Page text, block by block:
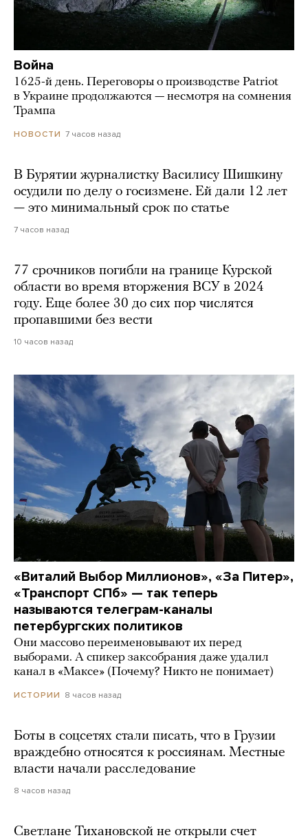
Война
1625-й день. Переговоры о производстве Patriot
в Украине продолжаются — несмотря на сомнения
Трампа
НОВОСТИ 7 часов назад
В Бурятии журналистку Василису Шишкину
осудили по делу о госизмене. Ей дали 12 лет
— это минимальный срок по статье
7 часов назад
77 срочников погибли на границе Курской
области во время вторжения ВСУ в 2024
году. Еще более 30 до сих пор числятся
пропавшими без вести
10 часов назад
«Виталий Выбор Миллионов», «За Питер»,
«Транспорт СПб» — так теперь
называются телеграм-каналы
петербургских политиков
Они массово переименовывают их перед
выборами. А спикер заксобрания даже удалил
канал в «Максе» (Почему? Никто не понимает)
ИСТОРИИ 8 часов назад
Боты в соцсетях стали писать, что в Грузии
враждебно относятся к россиянам. Местные
власти начали расследование
8 часов назад
Светлане Тихановской не открыли счет